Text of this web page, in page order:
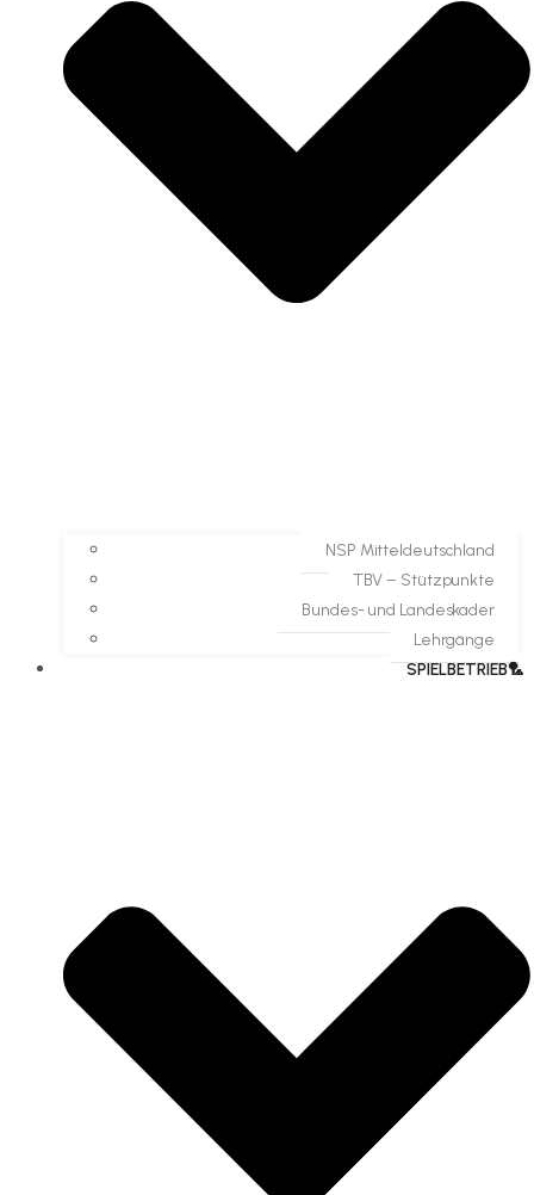
NSP Mitteldeutschland
TBV – Stützpunkte
Bundes- und Landeskader
Lehrgänge
SPIELBETRIEB🏸